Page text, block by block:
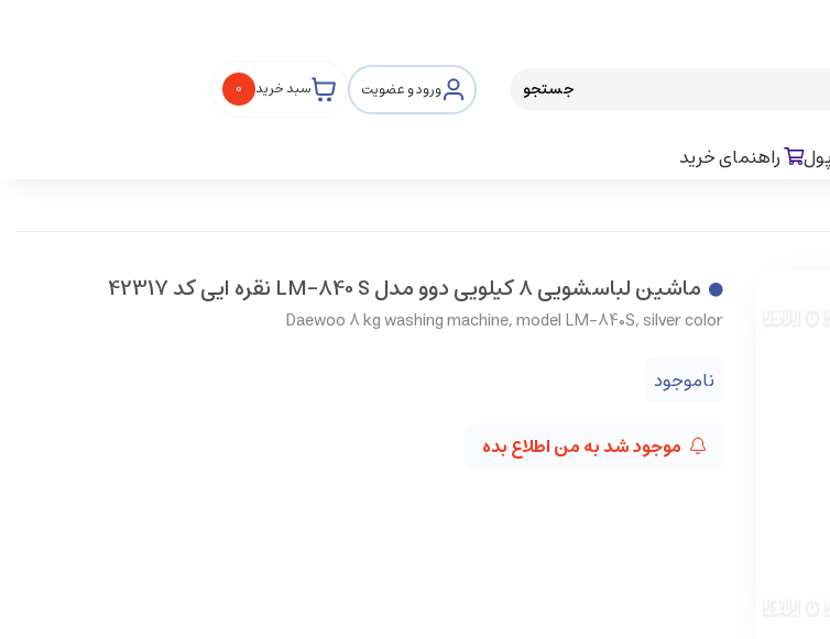
جستجو ورود و عضویت سبد خرید 0
راهنمای خرید
ماشین لباسشویی 8 کیلویی دوو مدل LM-840 S نقره ایی کد 42317
Daewoo 8 kg washing machine, model LM-840S, silver color
ناموجود
موجود شد به من اطلاع بده